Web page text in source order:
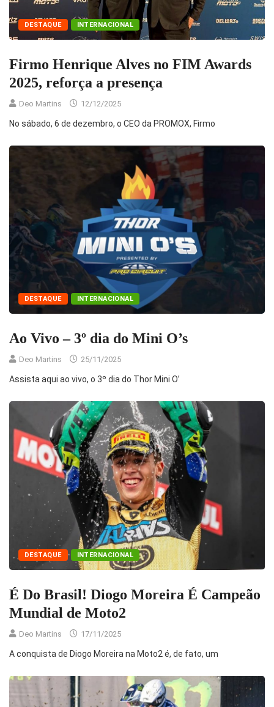
DESTAQUE INTERNACIONAL
Firmo Henrique Alves no FIM Awards
2025, reforça a presença
Deo Martins 12/12/2025
No sábado, 6 de dezembro, o CEO da PROMOX, Firmo
DESTAQUE INTERNACIONAL
Ao Vivo – 3º dia do Mini O’s
Deo Martins 25/11/2025
Assista aqui ao vivo, o 3º dia do Thor Mini O’
DESTAQUE INTERNACIONAL
É Do Brasil! Diogo Moreira É Campeão
Mundial de Moto2
Deo Martins 17/11/2025
A conquista de Diogo Moreira na Moto2 é, de fato, um